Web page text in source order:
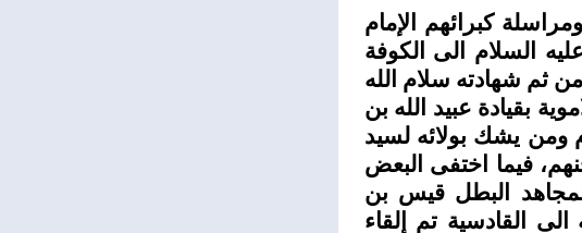
كبرائهم الإمام
السلام الى الكوفة
ثم شهادته سلام الله
بقيادة عبيد الله بن
ومن يشك بولائه لسيد
فيما اختفى البعض
البطل قيس بن
القادسية تم إلقاء